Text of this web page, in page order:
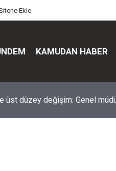
Ekle
KAMUDAN HABER
üst düzey değişim: Genel